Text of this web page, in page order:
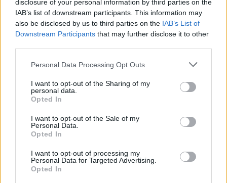
disclosure of your personal information by third parties on the
IAB’s list of downstream participants. This information may
also be disclosed by us to third parties on the IAB’s List of
Downstream Participants that may further disclose it to other
Personal Data Processing Opt Outs
I want to opt-out of the Sharing of my
personal data.
Opted In
I want to opt-out of the Sale of my
Personal Data.
Opted In
I want to opt-out of processing my
Personal Data for Targeted Advertising.
Opted In
Εκπαιδευτικές δραστηριότητες για παιδιά στο
προαύλιο του σχολείου
19.00 – 20.00:Οριγκάμι και θεατρικό παιχνίδι από την
20.30 – 21.00:Γνωριμία με τη Γυρτώνη και τις φωλιές
των πελαργών
21.00 – 23.00:Μουσική με έντεχνο σχήμα στην πλατεία
του χωριού
Δείτε την ανάρτηση του Δήμου Τεμπών για το 2ο
Φεστιβάλ Πελαργών: